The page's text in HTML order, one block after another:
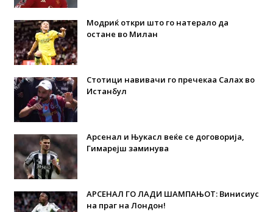
Модриќ откри што го натерало да
остане во Милан
Стотици навивачи го пречекаа Салах во
Истанбул
Арсенал и Њукасл веќе се договорија,
Гимарејш заминува
АРСЕНАЛ ГО ЛАДИ ШАМПАЊОТ: Винисиус
на праг на Лондон!